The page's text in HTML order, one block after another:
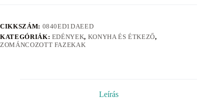
CIKKSZÁM: 0840ED1DAEED
KATEGÓRIÁK: EDÉNYEK, KONYHA ÉS ÉTKEZŐ,
ZOMÁNCOZOTT FAZEKAK
Leírás